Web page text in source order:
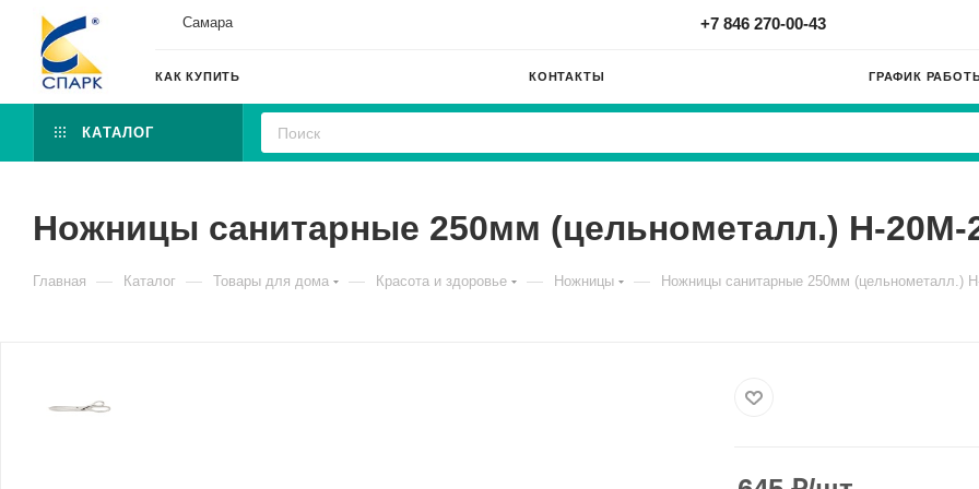
Самара +7 846 270-00-43
КАК КУПИТЬ КОНТАКТЫ ГРАФИК
КАТАЛОГ
Ножницы санитарные 250мм (цельнометалл.) Н-20М-
Главная — Каталог — Товары для дома — Красота и здоровье — Ножницы — Ножницы санитарные 250мм (цельнометалл.)